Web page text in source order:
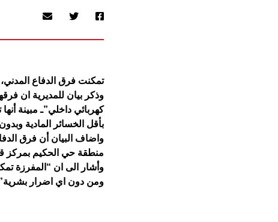
تمكنت فرق الدفاع
وذكر بيان للمديرية ان
كهربائي داخلي”ـ مبينة
بأقل الخسائر المادية
واضاف البيان أن فرق
منطقة حي الحكيم بمركز
وأشار الى ان “المفرزة
ومن دون اي اضرار